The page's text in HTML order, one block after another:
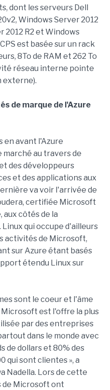
dont les serveurs Dell
Windows Server 2012
2012 R2 et Windows
est basée sur un rack
8To de RAM et 262 To
réseau interne pointe
externe).
de marque de l'Azure
en avant l'Azure
marché au travers de
des développeurs
et des applications aux
va voir l'arrivée de
certifiée Microsoft
aux côtés de la
qui occupe d'ailleurs
activités de Microsoft,
sur Azure étant basés
étendu Linux sur
sont le coeur et l'âme
est l'offre la plus
par des entreprises
dans le monde avec
de dollars et 80% des
qui sont clientes », a
Nadella. Lors de cette
de Microsoft ont